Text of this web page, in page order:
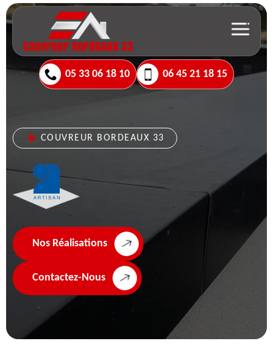
05 33 06 18 10 06 45 21 18 15
COUVREUR BORDEAUX 33
Nos Réalisations
Contactez-Nous